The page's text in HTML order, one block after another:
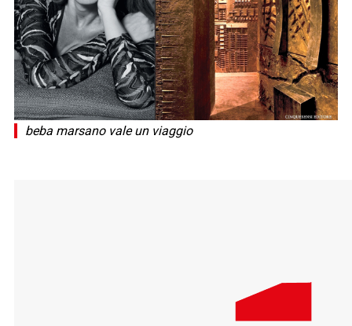
beba marsano vale un viaggio